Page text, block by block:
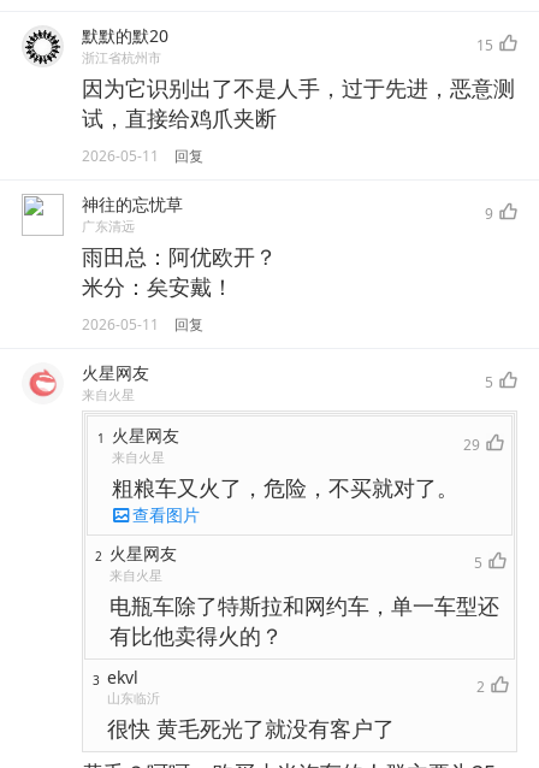
默默的默20
浙江省杭州市
15
因为它识别出了不是人手，过于先进，恶意测
试，直接给鸡爪夹断
2026-05-11 回复
神往的忘忧草
广东清远
9
雨田总：阿优欧开？
米分：矣安戴！
2026-05-11 回复
火星网友
来自火星
5
1 火星网友
来自火星
29
粗粮车又火了，危险，不买就对了。
查看图片
2 火星网友
来自火星
5
电瓶车除了特斯拉和网约车，单一车型还
有比他卖得火的？
3 ekvl
山东临沂
2
很快 黄毛死光了就没有客户了